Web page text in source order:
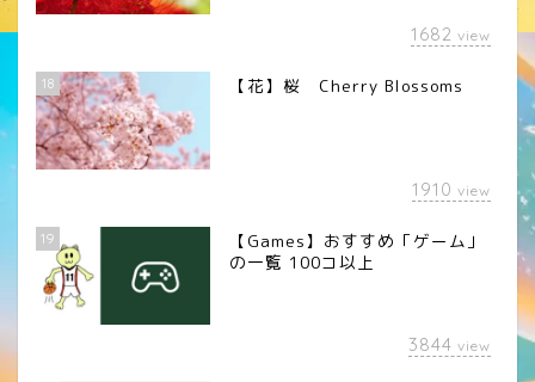
1682 view
18 【花】桜 Cherry Blossoms
1910 view
19
【Games】おすすめ「ゲーム」
の一覧 100コ以上
3844 view